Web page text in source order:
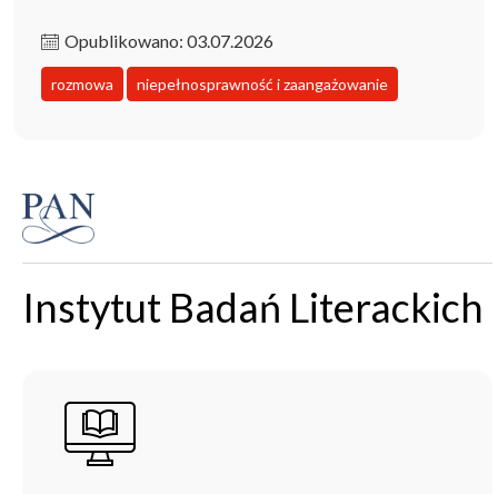
Opublikowano: 03.07.2026
rozmowa niepełnosprawność i zaangażowanie
Instytut Badań Literackich